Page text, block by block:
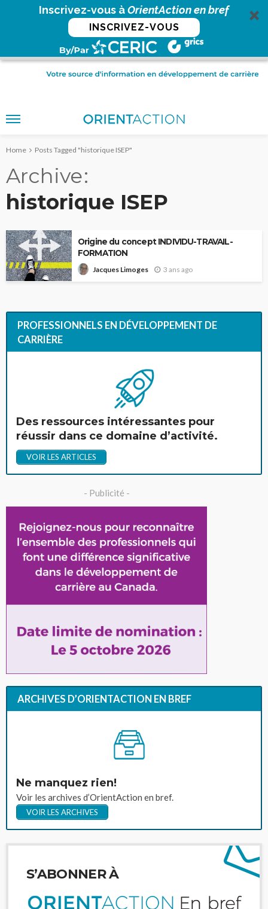
Inscrivez-vous àOrientAction en bref
INSCRIVEZ-VOUS
Home Posts Tagged "historique ISEP"
Archive
historique ISEP
Origine du concept INDIVIDU-TRAVAIL-
FORMATION
Jacques Limoges 3 ans ago
PROFESSIONNELS EN DÉVELOPPEMENT DE
CARRIÈRE
Des ressources intéressantes pour
réussir dans ce domaine d’activité.
VOIR LES ARTICLES
- Publicité -
ARCHIVES D’ORIENTACTION EN BREF
Ne manquez rien!
Voir les archives d’OrientAction en bref.
VOIR LES ARCHIVES
S’ABONNER À